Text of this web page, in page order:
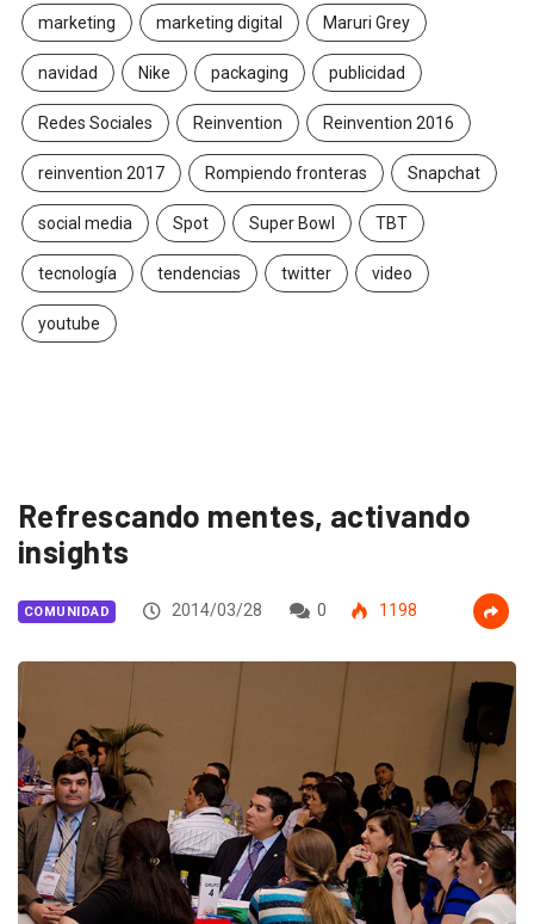
marketing marketing digital Maruri Grey
navidad Nike packaging publicidad
Redes Sociales Reinvention Reinvention 2016
reinvention 2017 Rompiendo fronteras Snapchat
social media Spot Super Bowl TBT
tecnología tendencias twitter video
youtube
Refrescando mentes, activando
insights
COMUNIDAD 2014/03/28 0 1198